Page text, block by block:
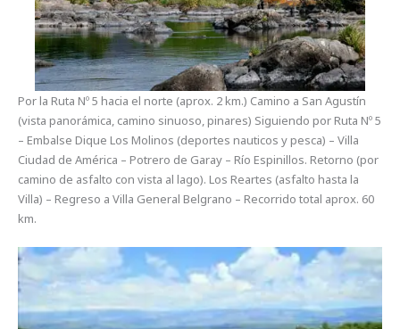
Por la Ruta Nº 5 hacia el norte (aprox. 2 km.) Camino a San Agustín
(vista panorámica, camino sinuoso, pinares) Siguiendo por Ruta Nº 5
– Embalse Dique Los Molinos (deportes nauticos y pesca) – Villa
Ciudad de América – Potrero de Garay – Río Espinillos. Retorno (por
camino de asfalto con vista al lago). Los Reartes (asfalto hasta la
Villa) – Regreso a Villa General Belgrano – Recorrido total aprox. 60
km.